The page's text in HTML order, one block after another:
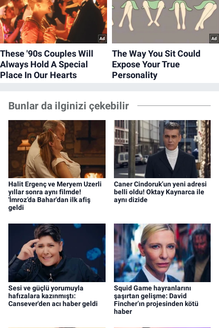
Bunlar da ilginizi çekebilir
Halit Ergenç ve Meryem Uzerli
yıllar sonra aynı filmde!
'İmroz’da Bahar'dan ilk afiş
geldi
Caner Cindoruk’un yeni adresi
belli oldu! Oktay Kaynarca ile
aynı dizide
Sesi ve güçlü yorumuyla
hafızalara kazınmıştı:
Cansever'den acı haber geldi
Squid Game hayranlarını
şaşırtan gelişme: David
Fincher’ın projesinden kötü
haber